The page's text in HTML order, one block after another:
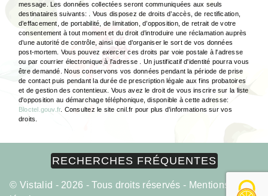
message. Les données collectées seront communiquées aux seuls
destinataires suivants: . Vous disposez de droits d’accès, de rectification,
d’effacement, de portabilité, de limitation, d’opposition, de retrait de votre
consentement à tout moment et du droit d’introduire une réclamation auprès
d’une autorité de contrôle, ainsi que d’organiser le sort de vos données
post-mortem. Vous pouvez exercer ces droits par voie postale à l'adresse
ou par courrier électronique à l'adresse . Un justificatif d'identité pourra vous
être demandé. Nous conservons vos données pendant la période de prise
de contact puis pendant la durée de prescription légale aux fins probatoires
et de gestion des contentieux. Vous avez le droit de vous inscrire sur la liste
d'opposition au démarchage téléphonique, disponible à cette adresse:
Bloctel.gouv.fr. Consultez le site cnil.fr pour plus d’informations sur vos
droits.
RECHERCHES FRÉQUENTES
© Vistalid - 2026 - Tous droits réservés - Mentions